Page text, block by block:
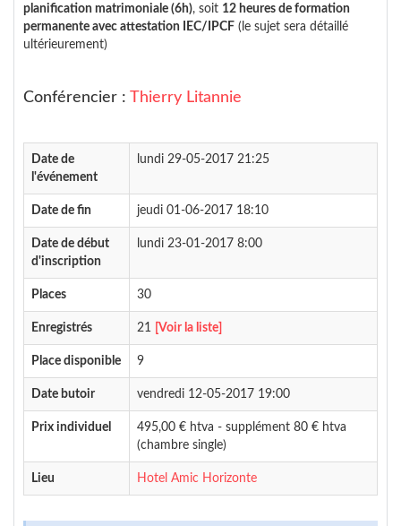
planification matrimoniale (6h), soit 12 heures de formation
permanente avec attestation IEC/IPCF (le sujet sera détaillé
ultérieurement)
Conférencier : Thierry Litannie
Date de
l'événement
lundi 29-05-2017 21:25
Date de fin jeudi 01-06-2017 18:10
Date de début
d'inscription
lundi 23-01-2017 8:00
Places 30
Enregistrés 21 [Voir la liste]
Place disponible 9
Date butoir vendredi 12-05-2017 19:00
Prix individuel
495,00 € htva - supplément 80 € htva
(chambre single)
Lieu Hotel Amic Horizonte